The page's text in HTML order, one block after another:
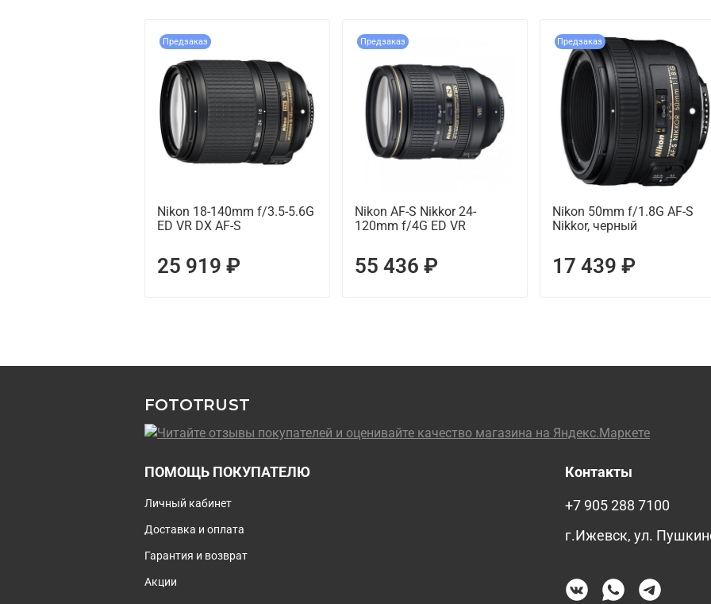
Предзаказ
Nikon 18-140mm f/3.5-5.6G
ED VR DX AF-S
25 919 ₽
Предзаказ
Nikon AF-S Nikkor 24-
120mm f/4G ED VR
55 436 ₽
Предзаказ
Nikon 50mm f/1.8G AF-S
Nikkor, черный
17 439 ₽
FOTOTRUST
ПОМОЩЬ ПОКУПАТЕЛЮ
Личный кабинет
Доставка и оплата
Гарантия и возврат
Акции
Контакты
+7 905 288 7100
г.Ижевск, ул.